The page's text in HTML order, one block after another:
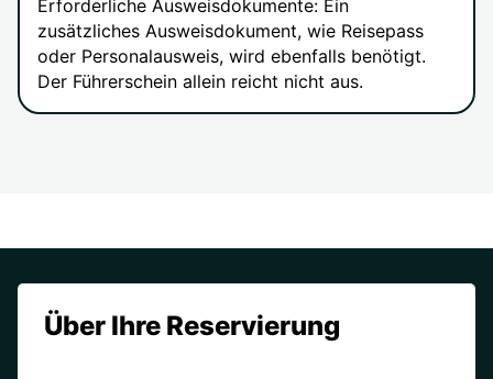
Erforderliche Ausweisdokumente: Ein
zusätzliches Ausweisdokument, wie Reisepass
oder Personalausweis, wird ebenfalls benötigt.
Der Führerschein allein reicht nicht aus.
Über Ihre Reservierung